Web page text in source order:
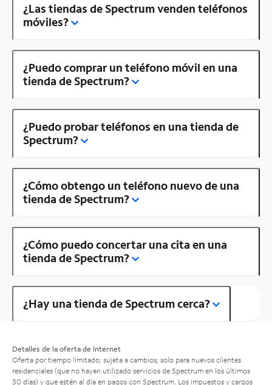
¿Las tiendas de Spectrum venden teléfonos
móviles?
¿Puedo comprar un teléfono móvil en una
tienda de Spectrum?
¿Puedo probar teléfonos en una tienda de
Spectrum?
¿Cómo obtengo un teléfono nuevo de una
tienda de Spectrum?
¿Cómo puedo concertar una cita en una
tienda de Spectrum?
¿Hay una tienda de Spectrum cerca?
Detalles de la oferta de Internet
Oferta por tiempo limitado; sujeta a cambios; solo para nuevos clientes
residenciales (que no hayan utilizado servicios de Spectrum en los últimos
30 días) y que estén al día en pagos con Spectrum. Los impuestos y cargos